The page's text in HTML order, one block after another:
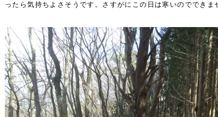
ったら気持ちよさそうです。さすがにこの日は寒いのでできま